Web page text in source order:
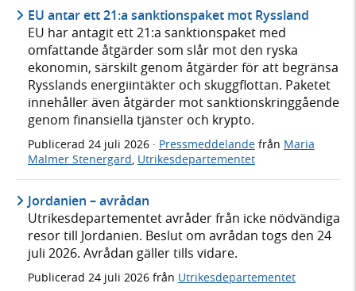
EU antar ett 21:a sanktionspaket mot Ryssland
EU har antagit ett 21:a sanktionspaket med
omfattande åtgärder som slår mot den ryska
ekonomin, särskilt genom åtgärder för att begränsa
Rysslands energiintäkter och skuggflottan. Paketet
innehåller även åtgärder mot sanktionskringgående
genom finansiella tjänster och krypto.
Publicerad 24 juli 2026 · Pressmeddelande från Maria
Malmer Stenergard, Utrikesdepartementet
Jordanien – avrådan
Utrikesdepartementet avråder från icke nödvändiga
resor till Jordanien. Beslut om avrådan togs den 24
juli 2026. Avrådan gäller tills vidare.
Publicerad 24 juli 2026 från Utrikesdepartementet